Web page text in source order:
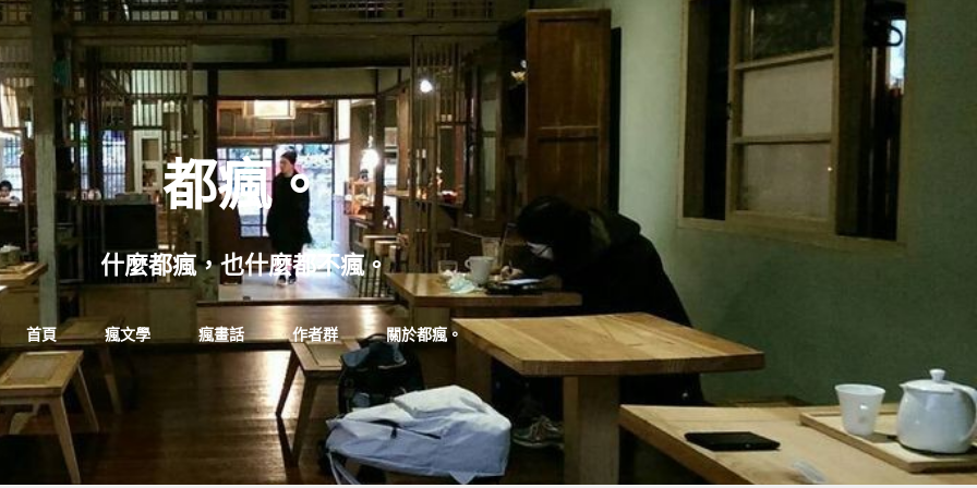
都瘋。
什麼都瘋，也什麼都不瘋。
Skip
to
content
首頁 瘋文學 瘋畫話 作者群 關於都瘋。